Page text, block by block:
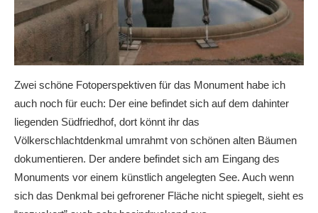
Zwei schöne Fotoperspektiven für das Monument habe ich
auch noch für euch: Der eine befindet sich auf dem dahinter
liegenden Südfriedhof, dort könnt ihr das
Völkerschlachtdenkmal umrahmt von schönen alten Bäumen
dokumentieren. Der andere befindet sich am Eingang des
Monuments vor einem künstlich angelegten See. Auch wenn
sich das Denkmal bei gefrorener Fläche nicht spiegelt, sieht es